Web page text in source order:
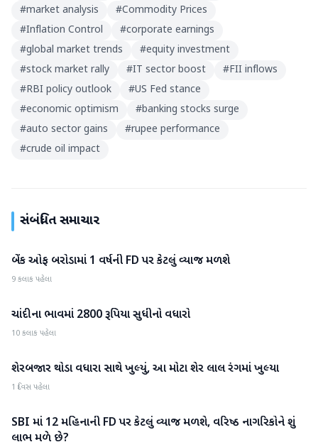
#market analysis #Commodity Prices
#Inflation Control #corporate earnings
#global market trends #equity investment
#stock market rally #IT sector boost #FII inflows
#RBI policy outlook #US Fed stance
#economic optimism #banking stocks surge
#auto sector gains #rupee performance
#crude oil impact
સંબંધિત સમાચાર
બિઝનેસ
બેંક ઓફ બરોડામાં 1 વર્ષની FD પર કેટલું વ્યાજ મળશે
9 કલાક પહેલા
બિઝનેસ
ચાંદીના ભાવમાં 2800 રૂપિયા સુધીનો વધારો
10 કલાક પહેલા
બિઝનેસ
શેરબજાર થોડા વધારા સાથે ખુલ્યું, આ મોટા શેર લાલ રંગમાં ખુલ્યા
1 દિવસ પહેલા
બિઝનેસ
SBI માં 12 મહિનાની FD પર કેટલું વ્યાજ મળશે, વરિષ્ઠ નાગરિકોને શું
લાભ મળે છે?